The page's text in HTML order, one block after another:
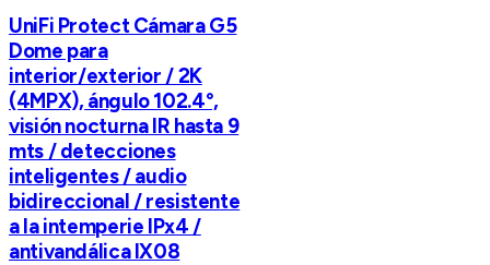
UniFi Protect Cámara G5
Dome para
interior/exterior / 2K
(4MPX), ángulo 102.4°,
visión nocturna IR hasta 9
mts / detecciones
inteligentes / audio
bidireccional / resistente
a la intemperie IPx4 /
antivandálica IX08